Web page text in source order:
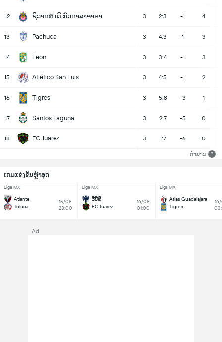
12 ຊິວາດສ ເດິ ກົວດາລາຈາຣາ 3 2:3 -1 4
13 Pachuca 3 4:3 1 3
14 Leon 3 3:4 -1 3
15 Atlético San Luis 3 4:5 -1 2
16 Tigres 3 5:8 -3 1
17 Santos Laguna 3 2:7 -5 0
18 FC Juarez 3 1:7 -6 0
ຕຳນານ ?
ເກມແຂ່ງຂັນຫຼ້າສຸດ
Liga MX
Atlante
Toluca
15/08
23:00
Liga MX
ວີບີຊີ
FC Juarez
16/08
01:00
Liga MX
Atlas Guadalajara
Tigres
Ad